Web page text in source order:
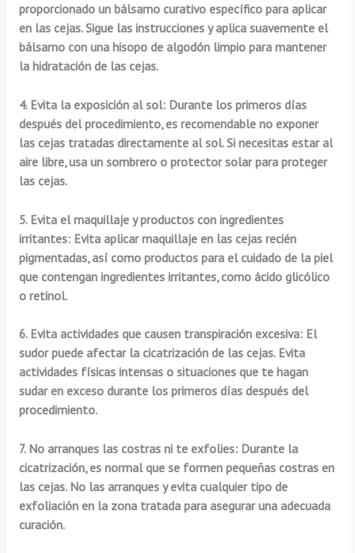
proporcionado un bálsamo curativo específico para aplicar
en las cejas. Sigue las instrucciones y aplica suavemente el
bálsamo con una hisopo de algodón limpio para mantener
la hidratación de las cejas.
4. Evita la exposición al sol:Durante los primeros días
después del procedimiento, es recomendable no exponer
las cejas tratadas directamente al sol. Si necesitas estar al
aire libre, usa un sombrero o protector solar para proteger
las cejas.
5. Evita el maquillaje y productos con ingredientes
irritantes:Evita aplicar maquillaje en las cejas recién
pigmentadas, así como productos para el cuidado de la piel
que contengan ingredientes irritantes, como ácido glicólico
o retinol.
6. Evita actividades que causen transpiración excesiva:El
sudor puede afectar la cicatrización de las cejas. Evita
actividades físicas intensas o situaciones que te hagan
sudar en exceso durante los primeros días después del
procedimiento.
7. No arranques las costras ni te exfolies:Durante la
cicatrización, es normal que se formen pequeñas costras en
las cejas. No las arranques y evita cualquier tipo de
exfoliación en la zona tratada para asegurar una adecuada
curación.